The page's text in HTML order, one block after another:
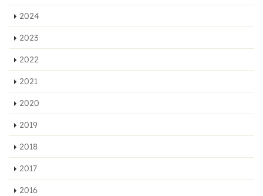
2024
2023
2022
2021
2020
2019
2018
2017
2016